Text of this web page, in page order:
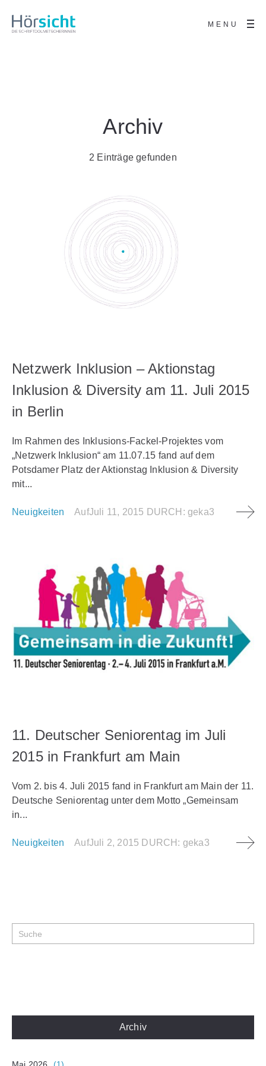
MENU
Archiv
2 Einträge gefunden
Netzwerk Inklusion – Aktionstag
Inklusion & Diversity am 11. Juli 2015
in Berlin
Im Rahmen des Inklusions-Fackel-Projektes vom
„Netzwerk Inklusion“ am 11.07.15 fand auf dem
Potsdamer Platz der Aktionstag Inklusion & Diversity
mit...
Neuigkeiten AufJuli 11, 2015 DURCH:geka3
11. Deutscher Seniorentag im Juli
2015 in Frankfurt am Main
Vom 2. bis 4. Juli 2015 fand in Frankfurt am Main der 11.
Deutsche Seniorentag unter dem Motto „Gemeinsam
in...
Neuigkeiten AufJuli 2, 2015 DURCH: geka3
Archiv